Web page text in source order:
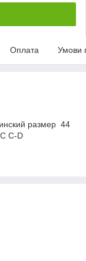
Оплата Умови
размер 44
C-D